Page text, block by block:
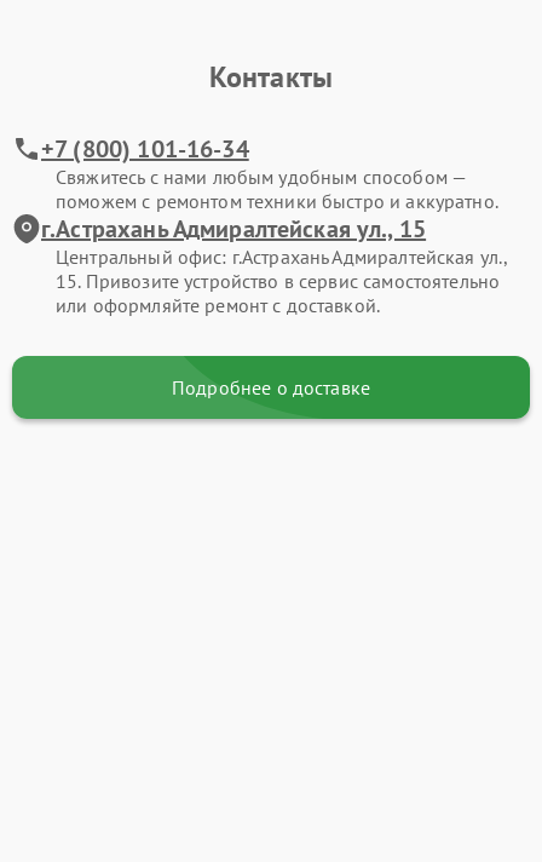
Контакты
+7 (800) 101-16-34
Свяжитесь с нами любым удобным способом —
поможем с ремонтом техники быстро и аккуратно.
г.Астрахань Адмиралтейская ул., 15
Центральный офис: г.Астрахань Адмиралтейская ул.,
15. Привозите устройство в сервис самостоятельно
или оформляйте ремонт с доставкой.
Подробнее о доставке